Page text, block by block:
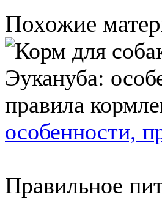
Похожие
особенности,
Правильное